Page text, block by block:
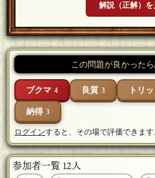
解説（正解）を
この問題が良かった
ブクマ 4 良質 3 トリ
納得 3
ログインすると、その場で評価できます
参加者一覧 12人